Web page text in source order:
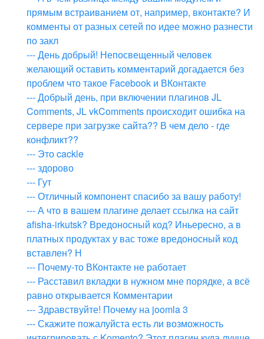
прямым встраиванием от, например, вконтакте? И
комменты от разных сетей по идее можно разнести
по закл
--- День добрый! Непосвещенный человек
желающий оставить комментарий догадается без
проблем что такое Facebook и ВКонтакте
--- Добрый день, при включении плагинов JL
Comments, JL vkComments происходит ошибка на
сервере при загрузке сайта?? В чем дело - где
конфликт??
--- Это cackle
--- здорово
--- Гут
--- Отличный компонент спасибо за вашу работу!
--- А что в вашем плагине делает ссылка на сайт
afisha-irkutsk? Вредоносный код? Иньересно, а в
платных продуктах у вас тоже вредоносный код
вставлен? Н
--- Почему-то ВКонтакте не работает
--- Расставил вкладки в нужном мне порядке, а всё
равно открывается Комментарии
--- Здравствуйте! Почему на joomla 3
--- Скажите пожалуйста есть ли возможность